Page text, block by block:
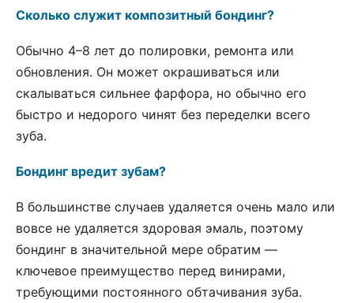
Сколько служит композитный бондинг?
Обычно 4–8 лет до полировки, ремонта или
обновления. Он может окрашиваться или
скалываться сильнее фарфора, но обычно его
быстро и недорого чинят без переделки всего
зуба.
Бондинг вредит зубам?
В большинстве случаев удаляется очень мало или
вовсе не удаляется здоровая эмаль, поэтому
бондинг в значительной мере обратим —
ключевое преимущество перед винирами,
требующими постоянного обтачивания зуба.